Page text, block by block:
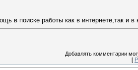
в поиске работы как в интернете,так и в
Добавлять комментарии
[